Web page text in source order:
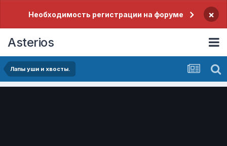
Необходимость регистрации на форуме ×
Asterios
Лапы уши и хвосты.